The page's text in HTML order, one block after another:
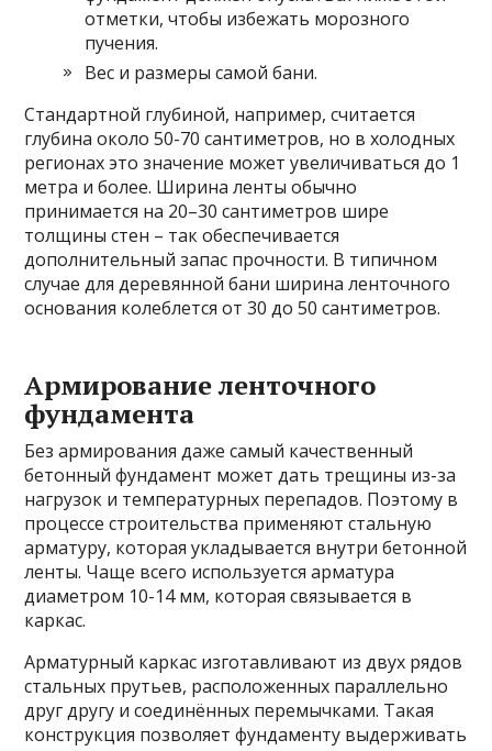
отметки, чтобы избежать морозного
пучения.
Вес и размеры самой бани.
Стандартной глубиной, например, считается
глубина около 50-70 сантиметров, но в холодных
регионах это значение может увеличиваться до 1
метра и более. Ширина ленты обычно
принимается на 20–30 сантиметров шире
толщины стен – так обеспечивается
дополнительный запас прочности. В типичном
случае для деревянной бани ширина ленточного
основания колеблется от 30 до 50 сантиметров.
Армирование ленточного
фундамента
Без армирования даже самый качественный
бетонный фундамент может дать трещины из-за
нагрузок и температурных перепадов. Поэтому в
процессе строительства применяют стальную
арматуру, которая укладывается внутри бетонной
ленты. Чаще всего используется арматура
диаметром 10-14 мм, которая связывается в
каркас.
Арматурный каркас изготавливают из двух рядов
стальных прутьев, расположенных параллельно
друг другу и соединённых перемычками. Такая
конструкция позволяет фундаменту выдерживать